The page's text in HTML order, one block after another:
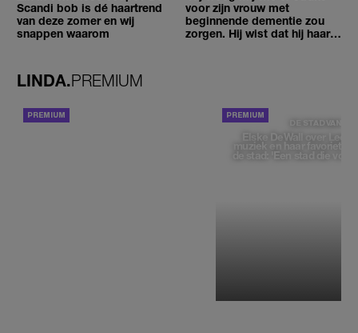
Scandi bob is dé haartrend
van deze zomer en wij
snappen waarom
voor zijn vrouw met
beginnende dementie zou
zorgen. Hij wist dat hij haar
LINDA.PREMIUM
DE STAD VAN
Elske DeWall over
muziek en haar favoriete
de stad: 'Een stad die